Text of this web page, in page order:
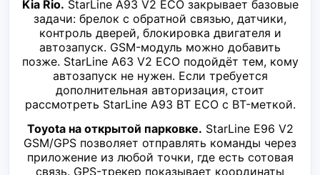
Kia Rio. StarLine A93 V2 ECO закрывает базовые
задачи: брелок с обратной связью, датчики,
контроль дверей, блокировка двигателя и
автозапуск. GSM-модуль можно добавить
позже. StarLine A63 V2 ECO подойдёт тем, кому
автозапуск не нужен. Если требуется
дополнительная авторизация, стоит
рассмотреть StarLine A93 BT ECO с BT-меткой.
Toyota на открытой парковке. StarLine E96 V2
GSM/GPS позволяет отправлять команды через
приложение из любой точки, где есть сотовая
связь. GPS-трекер показывает координаты